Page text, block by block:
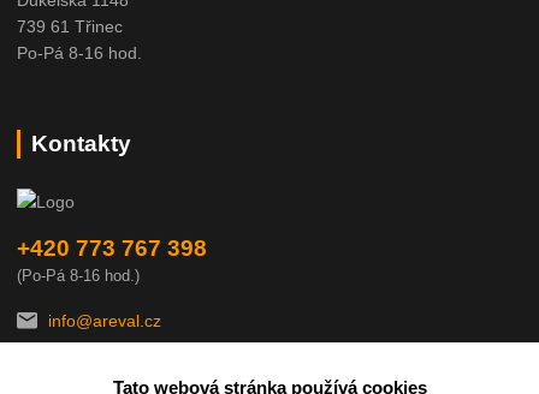
739 61 Třinec
Po-Pá 8-16 hod.
Kontakty
+420 773 767 398
(Po-Pá 8-16 hod.)
info@areval.cz
Tato webová stránka používá cookies